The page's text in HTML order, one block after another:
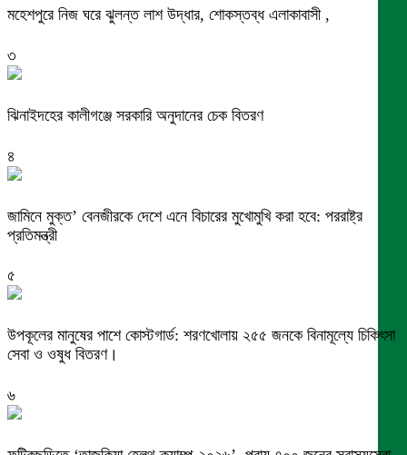
মহেশপুরে নিজ ঘরে ঝুলন্ত লাশ উদ্ধার, শোকস্তব্ধ এলাকাবাসী ,
৩
ঝিনাইদহের কালীগঞ্জে সরকারি অনুদানের চেক বিতরণ
৪
জামিনে মুক্ত’ বেনজীরকে দেশে এনে বিচারের মুখোমুখি করা হবে: পররাষ্ট্র
প্রতিমন্ত্রী
৫
উপকূলের মানুষের পাশে কোস্টগার্ড: শরণখোলায় ২৫৫ জনকে বিনামূল্যে চিকিৎসা
সেবা ও ওষুধ বিতরণ।
৬